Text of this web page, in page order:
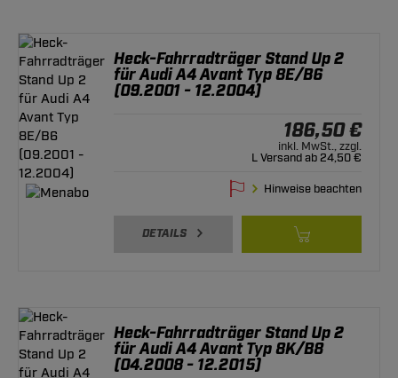
Heck-Fahrradträger Stand Up 2
für Audi A4 Avant Typ 8E/B6
(09.2001 - 12.2004)
186,50 €
inkl. MwSt., zzgl.
L Versand ab 24,50 €
Hinweise beachten
DETAILS
Heck-Fahrradträger Stand Up 2
für Audi A4 Avant Typ 8K/B8
(04.2008 - 12.2015)